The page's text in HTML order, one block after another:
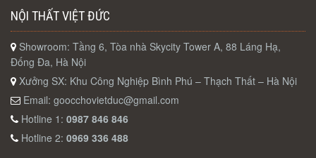
NỘI THẤT VIỆT ĐỨC
Showroom: Tầng 6, Tòa nhà Skycity Tower A, 88 Láng Hạ,
Đống Đa, Hà Nội
Xưởng SX: Khu Công Nghiệp Bình Phú – Thạch Thất – Hà Nội
Email: goocchovietduc@gmail.com
Hotline 1: 0987 846 846
Hotline 2: 0969 336 488